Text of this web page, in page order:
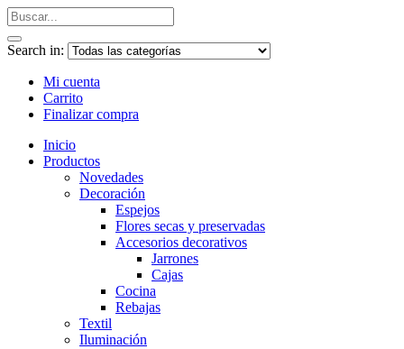
Search in:
Mi cuenta
Carrito
Finalizar compra
Inicio
Productos
Novedades
Decoración
Espejos
Flores secas y preservadas
Accesorios decorativos
Jarrones
Cajas
Cocina
Rebajas
Textil
Iluminación